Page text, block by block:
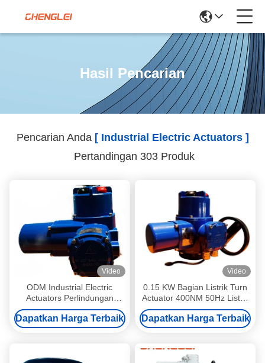
Hasil Pencarian
Pencarian Anda [ Industrial Electric Actuators ]
Pertandingan 303 Produk
Video
ODM Industrial Electric
Actuators Perlindungan
Termal Multi Turn Actuator
Dapatkan Harga Terbaik
Video
0.15 KW Bagian Listrik Turn
Actuator 400NM 50Hz Listrik
Industri Actuator
Dapatkan Harga Terbaik